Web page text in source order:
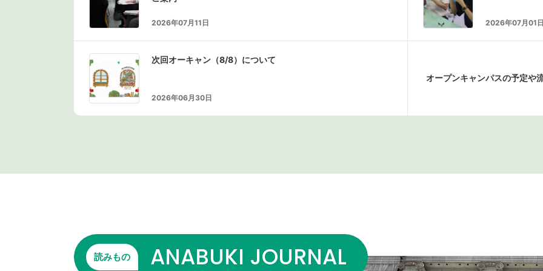
2026年07月11日 2026年07月01
次回オーキャン（8/8）について
2026年06月30日
オープンキャンパスの予定や
読みもの ANABUKI JOURNAL